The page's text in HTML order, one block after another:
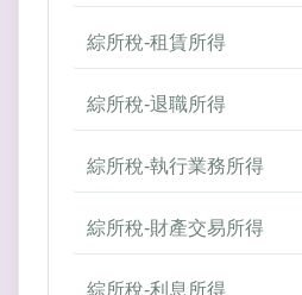
綜所稅-租賃所得
綜所稅-退職所得
綜所稅-執行業務所得
綜所稅-財產交易所得
綜所稅-利息所得